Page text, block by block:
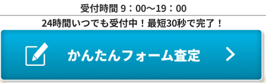
ワ行
受付時間 9：00〜19：00
24時間いつでも受付中！最短30秒で完了！